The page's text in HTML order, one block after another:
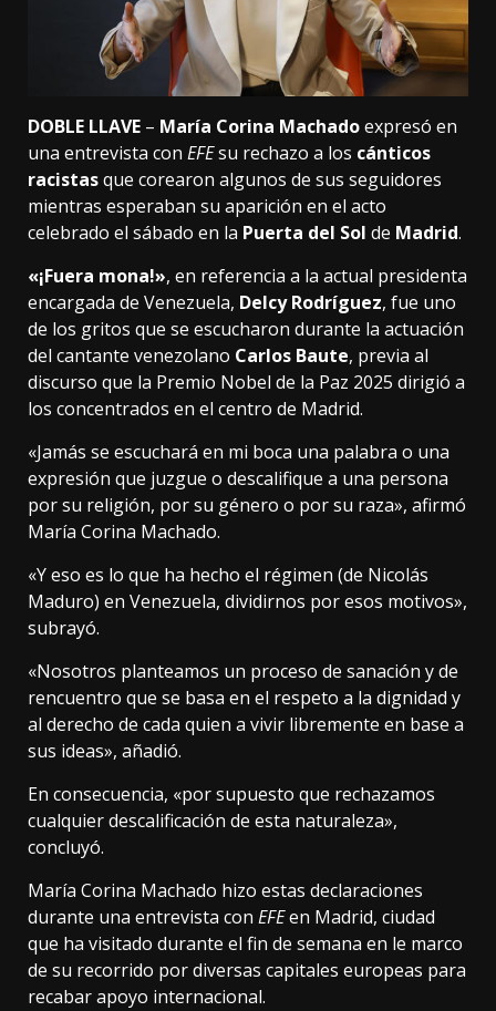
DOBLE LLAVE – María Corina Machadoexpresó en
una entrevista con EFEsu rechazo a los cánticos
racistasque corearon algunos de sus seguidores
mientras esperaban su aparición en el acto
celebrado el sábado en la Puerta del Sol de Madrid.
«¡Fuera mona!», en referencia a la actual presidenta
encargada de Venezuela, Delcy Rodríguez, fue uno
de los gritos que se escucharon durante la actuación
del cantante venezolano Carlos Baute, previa al
discurso que la Premio Nobel de la Paz 2025 dirigió a
los concentrados en el centro de Madrid.
«Jamás se escuchará en mi boca una palabra o una
expresión que juzgue o descalifique a una persona
por su religión, por su género o por su raza», afirmó
María Corina Machado.
«Y eso es lo que ha hecho el régimen (de Nicolás
Maduro) en Venezuela, dividirnos por esos motivos»,
subrayó.
«Nosotros planteamos un proceso de sanación y de
rencuentro que se basa en el respeto a la dignidad y
al derecho de cada quien a vivir libremente en base a
sus ideas», añadió.
En consecuencia, «por supuesto que rechazamos
cualquier descalificación de esta naturaleza»,
concluyó.
María Corina Machado hizo estas declaraciones
durante una entrevista con EFEen Madrid, ciudad
que ha visitado durante el fin de semana en le marco
de su recorrido por diversas capitales europeas para
recabar apoyo internacional.